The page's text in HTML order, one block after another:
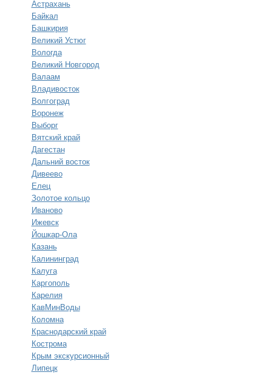
Астрахань
Байкал
Башкирия
Великий Устюг
Вологда
Великий Новгород
Валаам
Владивосток
Волгоград
Воронеж
Выборг
Вятский край
Дагестан
Дальний восток
Дивеево
Елец
Золотое кольцо
Иваново
Ижевск
Йошкар-Ола
Казань
Калининград
Калуга
Каргополь
Карелия
КавМинВоды
Коломна
Краснодарский край
Кострома
Крым экскурсионный
Липецк